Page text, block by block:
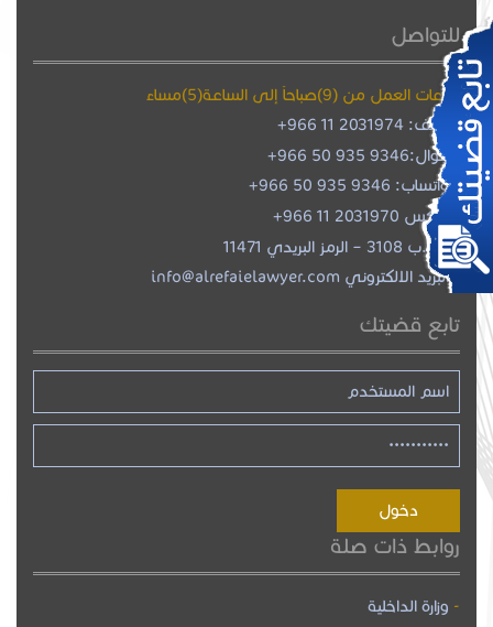
للتواصل
ساعات العمل من (9)صباحاً إلى الساعة(5)مساءً
هاتف: 2031974 11 966+
جوال:+966 50 935 9346
واتساب: +966 50 935 9346
فاكس 2031970 11 966+
ص.ب 3108 – الرمز البريدي 11471
البريد الالكتروني info@alrefaielawyer.com
تابع قضيتك
روابط ذات صلة
وزارة الداخلية